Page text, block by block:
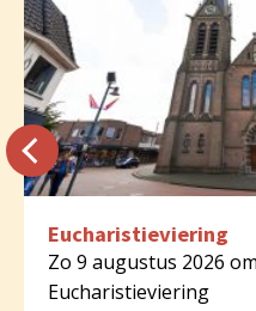
Eucharistieviering
Zo 9 augustus 2026
Eucharistieviering